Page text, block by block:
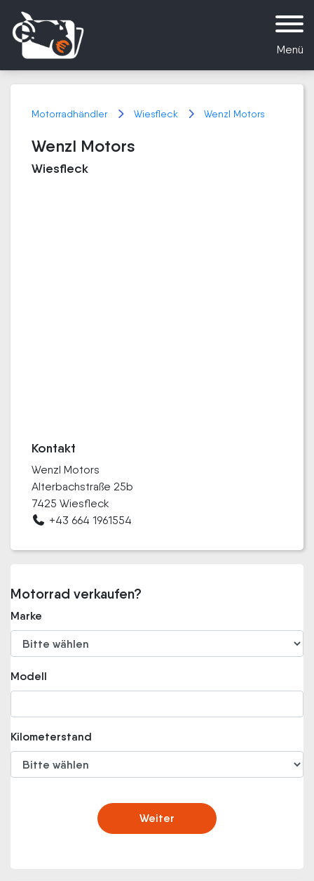
Menü
Motorradhändler Wiesfleck Wenzl Motors
Wenzl Motors
Wiesfleck
Kontakt
Wenzl Motors
Alterbachstraße 25b
7425 Wiesfleck
+43 664 1961554
Motorrad verkaufen?
Marke
Modell
Kilometerstand
Weiter